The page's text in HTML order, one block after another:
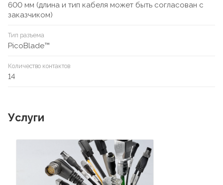
600 мм (длина и тип кабеля может быть согласован с
заказчиком)
Тип разъема
PicoBlade™
Количество контактов
14
Услуги